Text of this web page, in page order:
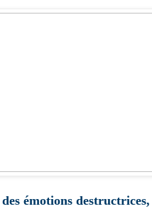
des émotions destructrices,